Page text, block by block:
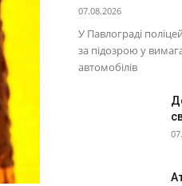
07.08.2026
У Павлограді
за підозрою у
автомобілів